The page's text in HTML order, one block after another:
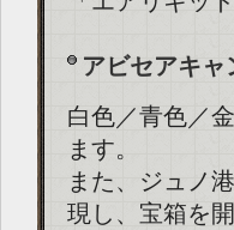
アビセアキャ
白色／青色／
ます。
また、ジュノ
現し、宝箱を